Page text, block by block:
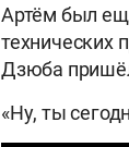
Артём был
технических
Дзюба
«Ну, ты